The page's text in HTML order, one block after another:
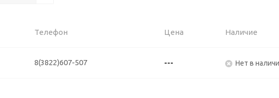
Телефон Цена Наличие
8(3822)607-507 --- Нет в